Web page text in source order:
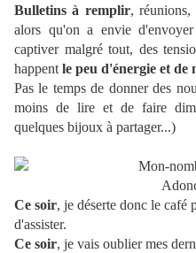
Bulletins à remplir,
alors qu'on a envie
captiver malgré tout, des
happent le peu d'énergie et
Pas le temps de donner des
moins de lire et de faire
quelques bijoux à partager...)
Ce soir, je déserte donc le café
d'assister.
Ce soir, je vais oublier mes